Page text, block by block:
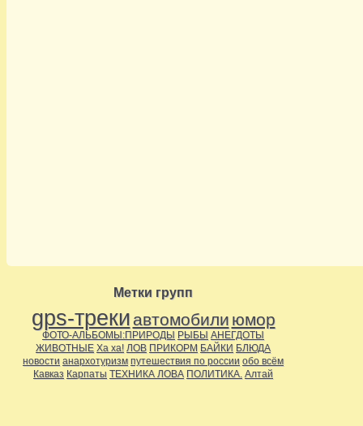
Метки групп
gps-треки автомобили юмор
ФОТО-АЛЬБОМЫ:ПРИРОДЫ РЫБЫ АНЕГДОТЫ
ЖИВОТНЫЕ Ха ха! ЛОВ ПРИКОРМ БАЙКИ БЛЮДА
новости анархотуризм путешествия по россии обо всём
Кавказ Карпаты ТЕХНИКА ЛОВА ПОЛИТИКА. Алтай